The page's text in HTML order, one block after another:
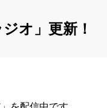
オ」更新！